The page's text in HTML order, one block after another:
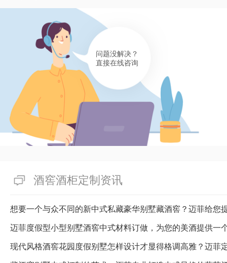
一般在10000+到10w+不等。要是您巴望体验成本价开放
菲酒柜酒窖订做工厂，为您的豪华别墅注入热情！
有帮助(401
问题没解决？
直接在线咨询
酒窖酒柜定制资讯
想要一个与众不同的新中式私藏豪华别墅藏酒窖？迈菲给您
迈菲度假型小型别墅酒窖中式材料订做，为您的美酒提供一